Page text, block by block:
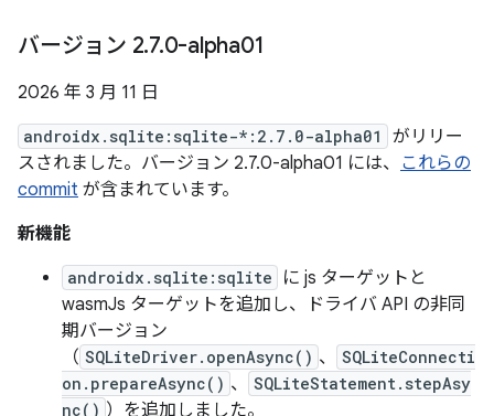
バージョン 2.7.0-alpha01
2026 年 3 月 11 日
androidx.sqlite:sqlite-*:2.7.0-alpha01
がリリー
スされました。バージョン 2.7.0-alpha01 には、 これらの
commit が含まれています。
新機能
androidx.sqlite:sqlite
に js ターゲットと
wasmJs ターゲットを追加し、ドライバ API の非同
期バージョン
（ SQLiteDriver.openAsync() 、
SQLiteConnecti
on.prepareAsync() 、
SQLiteStatement.stepAsy
nc() ）を追加しました。